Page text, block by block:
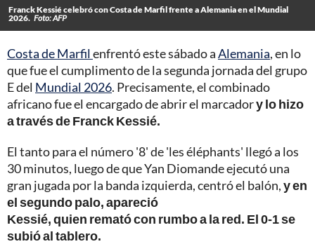
Franck Kessié celebró con Costa de Marfil frente a Alemania en el Mundial
2026. Foto: AFP
Costa de Marfilenfrentó este sábado aAlemania, en lo
que fue el cumplimento de la segunda jornada del grupo
E del Mundial 2026. Precisamente, el combinado
africano fue el encargado de abrir el marcadory lo hizo
a través de Franck Kessié.
El tanto para el número '8' de 'les éléphants' llegó a los
30 minutos, luego de que Yan Diomande ejecutó una
gran jugada por la banda izquierda, centró el balón,y en
el segundo palo, apareció
Kessié, quien remató con rumbo a la red. El 0-1 se
subió al tablero.